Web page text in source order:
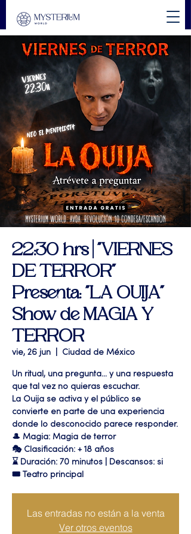
22:30 hrs | "VIERNES
DE TERROR"
Presenta: "LA OUIJA"
Show de MAGIA Y
TERROR
vie, 26 jun Ciudad de México
Un ritual, una pregunta… y una respuesta
que tal vez no quieras escuchar.
La Ouija se activa y el público se
convierte en parte de una experiencia
donde lo desconocido parece responder.
🎩 Magia: Magia de terror
🎭 Clasificación: + 18 años
⌛ Duración: 70 minutos | Descansos: si
🎟 Teatro principal
Las entradas no están a la venta
Ver otros eventos